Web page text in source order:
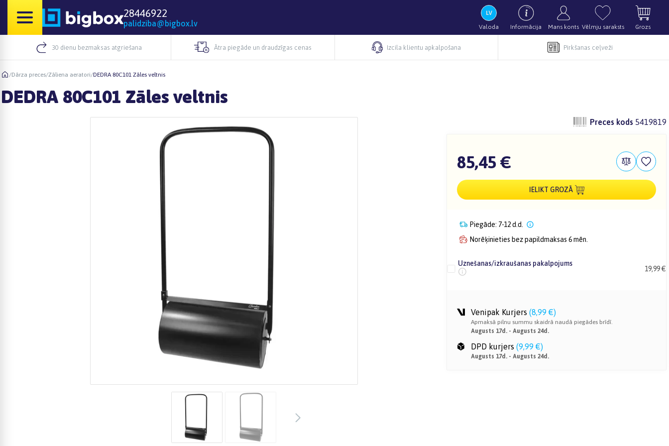
28446922
palidziba@bigbox.lv Valoda Informācija Mans konts Vēlmju saraksts Grozs
30 dienu bezmaksas atgriešana Ātra piegāde un draudzīgas cenas Izcila klientu apkalpošana Pirkšanas ceļveži
/Dārza preces/Zāliena aeratori/DEDRA 80C101 Zāles veltnis
DEDRA 80C101 Zāles veltnis
Preces kods 5419819
85,45 €
IELIKT GROZĀ
Piegāde: 7-12 d.d.
Norēķinieties bez papildmaksas 6 mēn.
Uznešanas/izkraušanas pakalpojums
19,99 €
Venipak Kurjers (8,99 €)
Apmaksā pilnu summu skaidrā naudā piegādes brīdī.
Augusts 17d. - Augusts 24d.
DPD kurjers (9,99 €)
Augusts 17d. - Augusts 24d.